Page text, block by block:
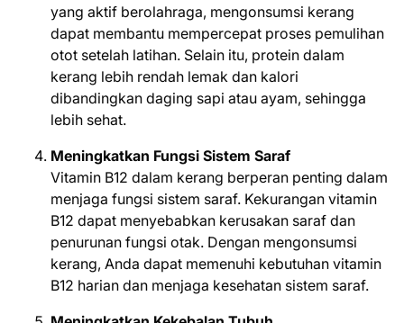
yang aktif berolahraga, mengonsumsi kerang
dapat membantu mempercepat proses pemulihan
otot setelah latihan. Selain itu, protein dalam
kerang lebih rendah lemak dan kalori
dibandingkan daging sapi atau ayam, sehingga
lebih sehat.
Meningkatkan Fungsi Sistem Saraf
Vitamin B12 dalam kerang berperan penting dalam
menjaga fungsi sistem saraf. Kekurangan vitamin
B12 dapat menyebabkan kerusakan saraf dan
penurunan fungsi otak. Dengan mengonsumsi
kerang, Anda dapat memenuhi kebutuhan vitamin
B12 harian dan menjaga kesehatan sistem saraf.